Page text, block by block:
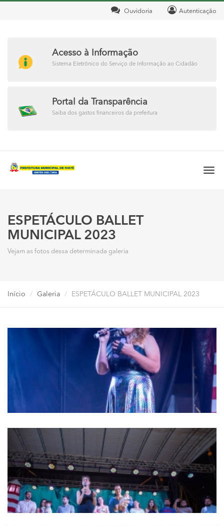
Autenticação
Ouvidoria
Acesso à Informação
Sistema Eletrônico do Serviço de Informação ao Cidadão
Portal da Transparência
Saiba dos gastos financeiros da prefeitura
ESPETÁCULO BALLET
MUNICIPAL 2023
Vejam as fotos dessa determinada galeria
Início Galeria ESPETÁCULO BALLET MUNICIPAL 2023